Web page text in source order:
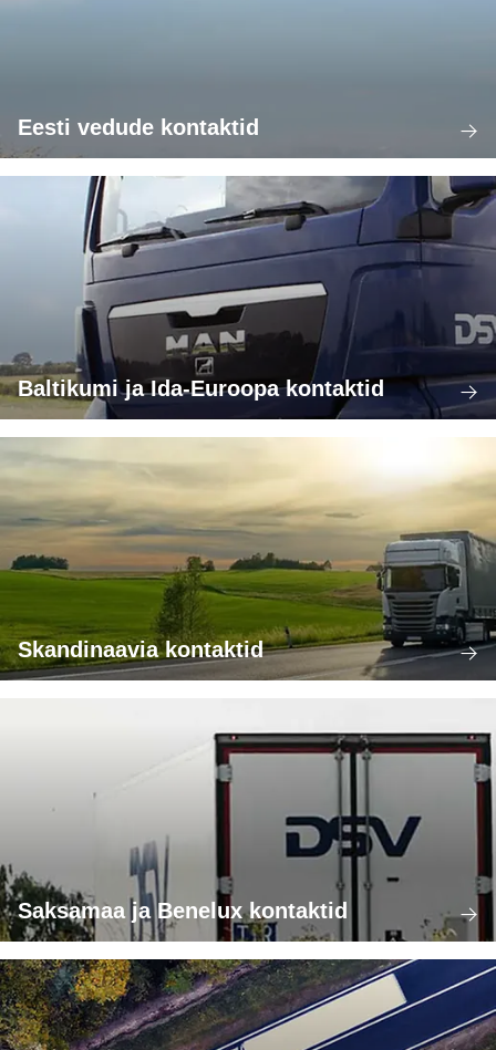
Eesti vedude kontaktid
Baltikumi ja Ida-Euroopa kontaktid
Skandinaavia kontaktid
Saksamaa ja Benelux kontaktid